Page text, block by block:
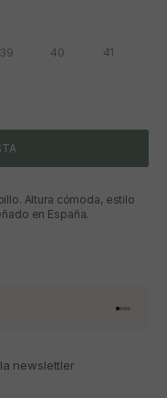
39 40 41
Altura cómoda, estilo
en España.
Ir al
Ir al
Ir al
Ir al
newslettler